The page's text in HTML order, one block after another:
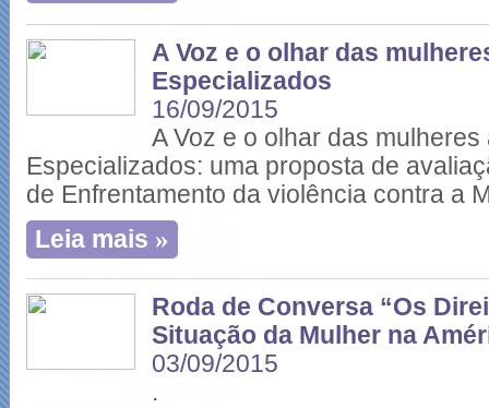
A Voz e o olhar das
Especializados
16/09/2015
A Voz e o olhar das
Especializados: uma proposta de
de Enfrentamento da violência contra a
Leia mais »
Roda de Conversa “Os
Situação da Mulher na
03/09/2015
.